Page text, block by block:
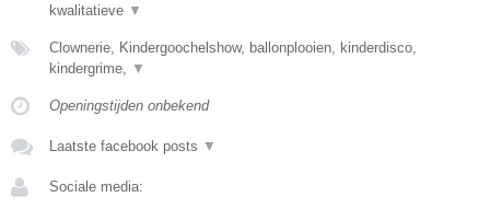
kwalitatieve ▼
Clownerie, Kindergoochelshow, ballonplooien, kinderdisco,
kindergrime,
▼
Openingstijden onbekend
Laatste facebook posts ▼
Sociale media: